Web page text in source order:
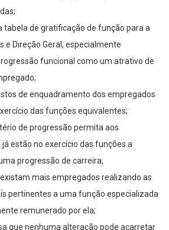
tabela de gratificação de função para a
e Direção Geral, especialmente
funcional como um atrativo de
de enquadramento dos empregados
das funções equivalentes;
de progressão permita aos
estão no exercício das funções a
progressão de carreira;
mais empregados realizando as
pertinentes a uma função especializada
remunerado por ela;
que nenhuma alteração pode acarretar